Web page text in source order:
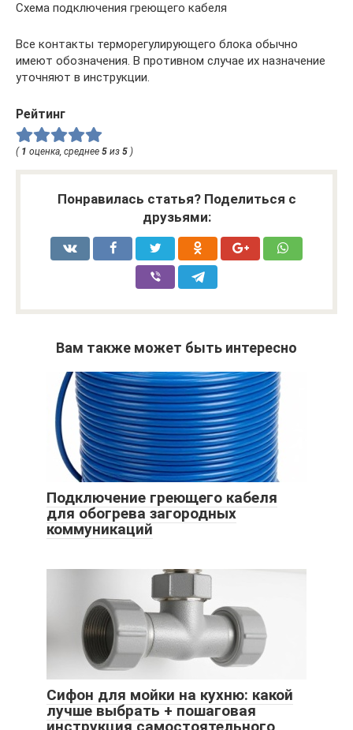
Схема подключения греющего кабеля
Все контакты терморегулирующего блока обычно
имеют обозначения. В противном случае их назначение
уточняют в инструкции.
Рейтинг
( 1 оценка, среднее 5 из 5 )
Понравилась статья? Поделиться с
друзьями:
Вам также может быть интересно
Подключение греющего кабеля
для обогрева загородных
коммуникаций
Сифон для мойки на кухню: какой
лучше выбрать + пошаговая
инструкция самостоятельного